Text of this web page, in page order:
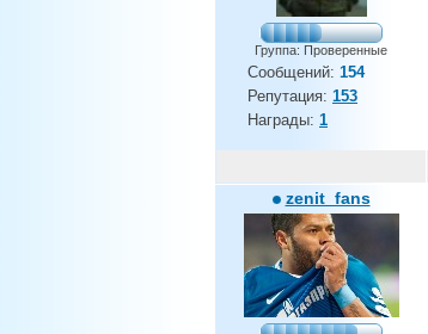
Группа: Проверенные
Сообщений: 154
Репутация: 153
Награды: 1
zenit_fans